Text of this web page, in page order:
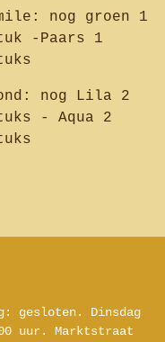
nog groen 1
-Paars 1
nog Lila 2
- Aqua 2
gesloten.
Dinsdag
uur. Marktstraat